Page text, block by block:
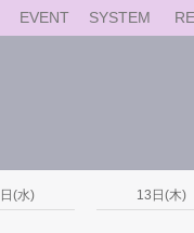
EVENT SYSTEM
(水) 13日(木)